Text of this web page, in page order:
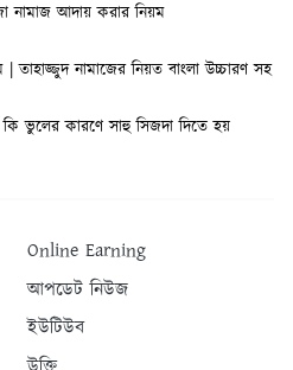
নামাজ আদায় করার নিয়ম
তাহাজ্জুদ নামাজের নিয়ত বাংলা উচ্চারণ সহ
ভুলের কারণে সাহু সিজদা দিতে হয়
Online Earning
আপডেট নিউজ
ইউটিউব